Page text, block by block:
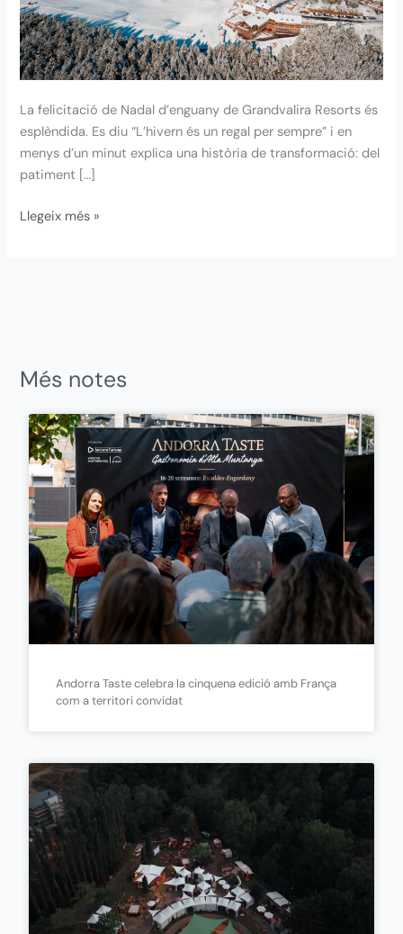
La felicitació de Nadal d’enguany de Grandvalira Resorts és
esplèndida. Es diu “L’hivern és un regal per sempre” i en
menys d’un minut explica una història de transformació: del
patiment […]
Llegeix més »
Més notes
Andorra Taste celebra la cinquena edició amb França
com a territori convidat